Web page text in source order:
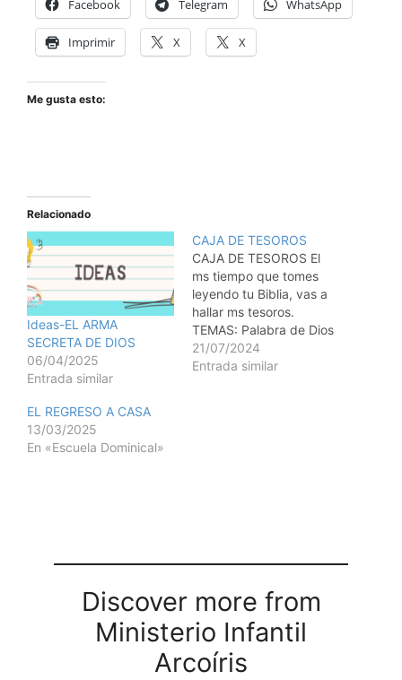
Facebook Telegram WhatsApp
Imprimir X X
Me gusta esto:
Relacionado
Ideas-EL ARMA
SECRETA DE DIOS
06/04/2025
Entrada similar
CAJA DE TESOROS
CAJA DE TESOROS El
ms tiempo que tomes
leyendo tu Biblia, vas a
hallar ms tesoros.
TEMAS: Palabra de Dios
MATERIALES: Caja de
zapatos grande Lpiz y
21/07/2024
Entrada similar
EL REGRESO A CASA
13/03/2025
En «Escuela Dominical»
Discover more from
Ministerio Infantil
Arcoíris